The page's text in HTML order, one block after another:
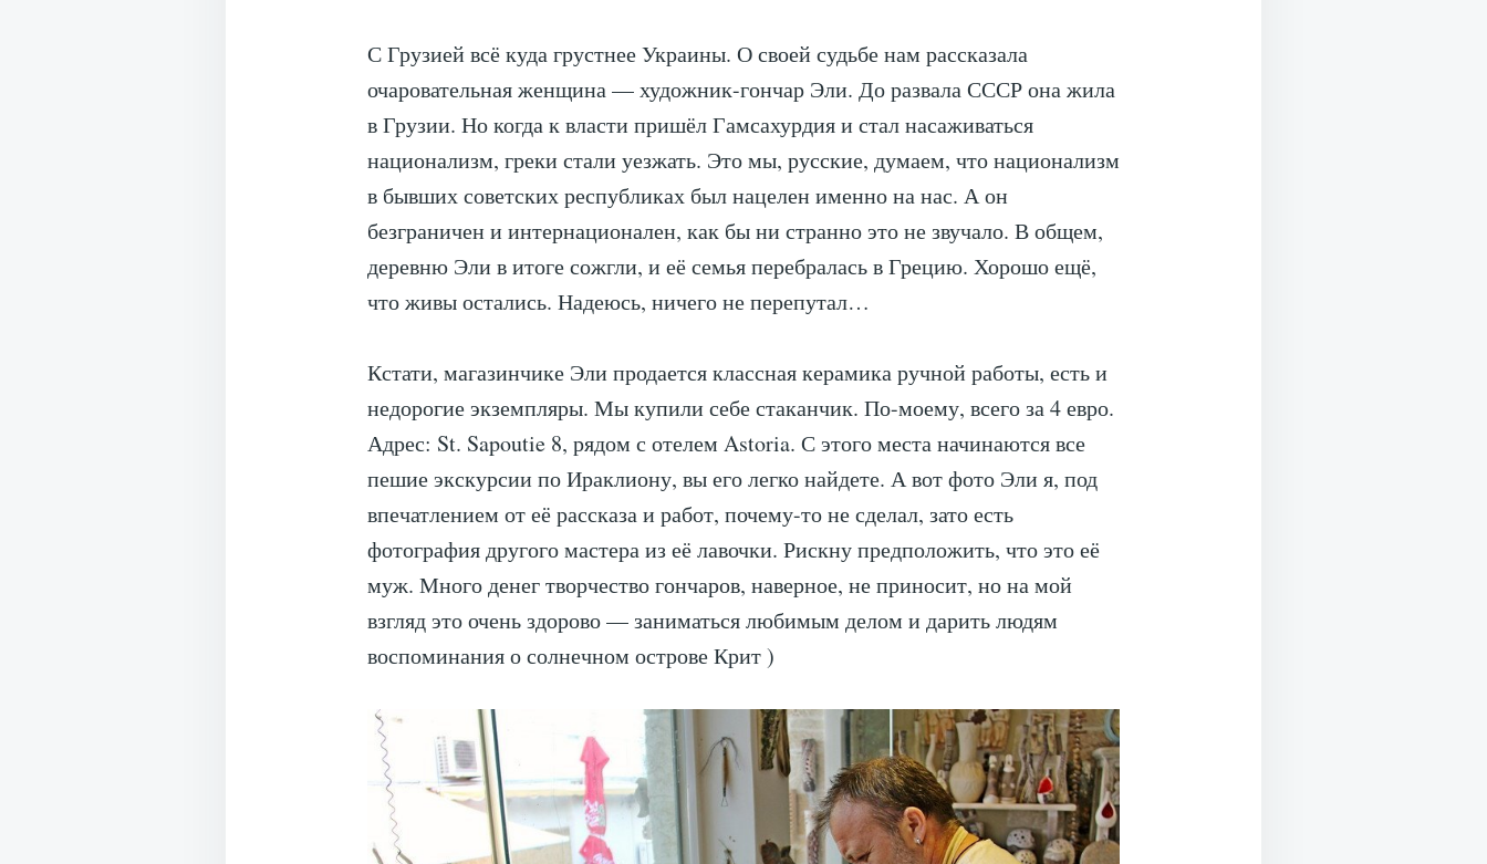
С Грузией всё куда грустнее Украины. О своей судьбе нам рассказала
очаровательная женщина — художник-гончар Эли. До развала СССР она жила
в Грузии. Но когда к власти пришёл Гамсахурдия и стал насаживаться
национализм, греки стали уезжать. Это мы, русские, думаем, что национализм
в бывших советских республиках был нацелен именно на нас. А он
безграничен и интернационален, как бы ни странно это не звучало. В общем,
деревню Эли в итоге сожгли, и её семья перебралась в Грецию. Хорошо ещё,
что живы остались. Надеюсь, ничего не перепутал…
Кстати, магазинчике Эли продается классная керамика ручной работы, есть и
недорогие экземпляры. Мы купили себе стаканчик. По-моему, всего за 4 евро.
Адрес: St. Sapoutie 8, рядом с отелем Astoria. С этого места начинаются все
пешие экскурсии по Ираклиону, вы его легко найдете. А вот фото Эли я, под
впечатлением от её рассказа и работ, почему-то не сделал, зато есть
фотография другого мастера из её лавочки. Рискну предположить, что это её
муж. Много денег творчество гончаров, наверное, не приносит, но на мой
взгляд это очень здорово — заниматься любимым делом и дарить людям
воспоминания о солнечном острове Крит )